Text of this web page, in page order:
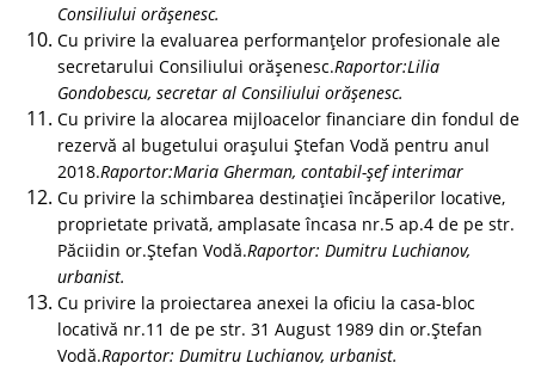
Consiliului orășenesc.
Cu privire la evaluarea performanţelor profesionale ale
secretarului Consiliului orășenesc.Raportor:Lilia
Gondobescu, secretar al Consiliului orășenesc.
Cu privire la alocarea mijloacelor financiare din fondul de
rezervă al bugetului orașului Ștefan Vodă pentru anul
2018.Raportor:Maria Gherman, contabil-șef interimar
Cu privire la schimbarea destinaţiei încăperilor locative,
proprietate privată, amplasate încasa nr.5 ap.4 de pe str.
Păciidin or.Ștefan Vodă.Raportor: Dumitru Luchianov,
urbanist.
Cu privire la proiectarea anexei la oficiu la casa-bloc
locativă nr.11 de pe str. 31 August 1989 din or.Ștefan
Vodă.Raportor: Dumitru Luchianov, urbanist.